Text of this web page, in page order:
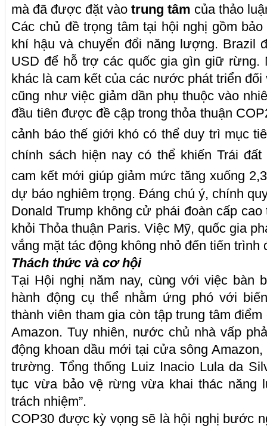
mà đã được đặt vàotrung tâm của thảo
Các chủ đề trọng tâm tại hội nghị gồm
khí hậu và chuyển đổi năng lượng. Brazil
USD để hỗ trợ các quốc gia gìn giữ rừng.
khác là cam kết của các nước phát triển
cũng như việc giảm dần phụ thuộc vào
đầu tiên được đề cập trong thỏa thuận
cảnh báo thế giới khó có thể duy trì mục
chính sách hiện nay có thể khiến Trái
cam kết mới giúp giảm mức tăng xuống
dự báo nghiêm trọng. Đáng chú ý, chính
Donald Trump không cử phái đoàn cấp
khỏi Thỏa thuận Paris. Việc Mỹ, quốc gia
vắng mặt tác động không nhỏ đến tiến trình
Thách thức và cơ hội
Tại Hội nghị năm nay, cùng với việc bàn
hành động cụ thể nhằm ứng phó với
thành viên tham gia còn tập trung tâm
Amazon. Tuy nhiên, nước chủ nhà vấp
động khoan dầu mới tại cửa sông
trường. Tổng thống Luiz Inacio Lula da
tục vừa bảo vệ rừng vừa khai thác năng
trách nhiệm”.
COP30 được kỳ vọng sẽ là hội nghị bước